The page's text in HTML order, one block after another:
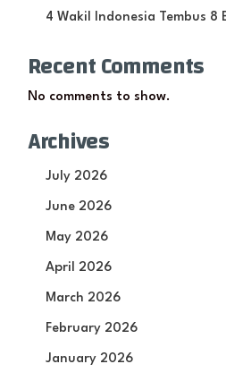
4 Wakil Indonesia Tembus 8
Recent Comments
No comments to show.
Archives
July 2026
June 2026
May 2026
April 2026
March 2026
February 2026
January 2026